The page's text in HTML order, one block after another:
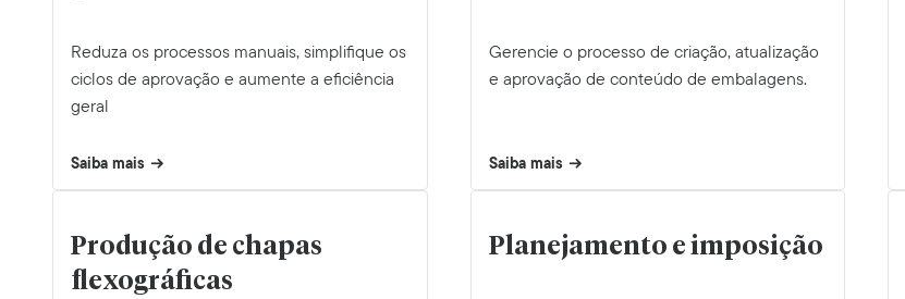
Reduza os processos manuais, simplifique os
ciclos de aprovação e aumente a eficiência
geral
Saiba mais
Gerencie o processo de criação, atualização
e aprovação de conteúdo de embalagens.
Saiba mais
Produção de chapas
flexográficas
Planejamento e imposição